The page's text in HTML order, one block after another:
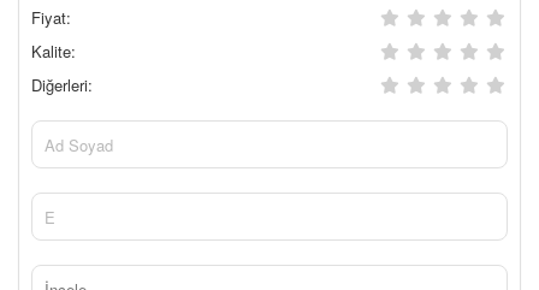
Fiyat:
Kalite:
Diğerleri: